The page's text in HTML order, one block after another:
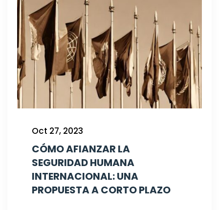
Oct 27, 2023
CÓMO AFIANZAR LA
SEGURIDAD HUMANA
INTERNACIONAL: UNA
PROPUESTA A CORTO PLAZO